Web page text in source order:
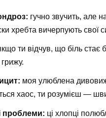
гучно звучить, але
хребта вичерпують свої
ти відчув, що біль
моя улюблена
хаос, ти розумієш —
проблеми: ці хлопці